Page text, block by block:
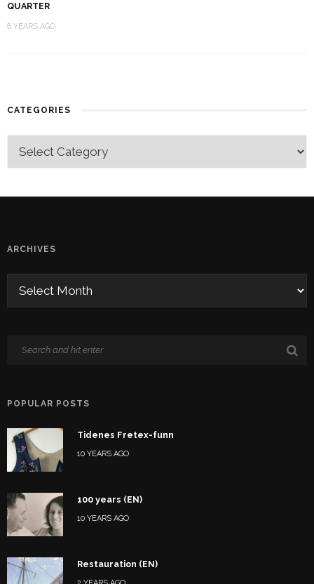
QUARTER
8 YEARS AGO
CATEGORIES
ARCHIVES
POPULAR POSTS
Tidenes Fretex-funn
10 YEARS AGO
100 years (EN)
10 YEARS AGO
Restauration (EN)